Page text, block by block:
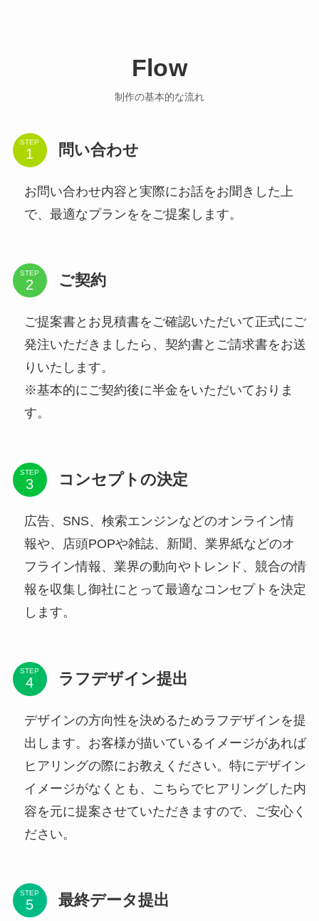
Flow
制作の基本的な流れ
STEP 問い合わせ
お問い合わせ内容と実際にお話をお聞きした上
で、最適なプランををご提案します。
STEP ご契約
ご提案書とお見積書をご確認いただいて正式にご
発注いただきましたら、契約書とご請求書をお送
りいたします。
※基本的にご契約後に半金をいただいておりま
す。
STEP コンセプトの決定
広告、SNS、検索エンジンなどのオンライン情
報や、店頭POPや雑誌、新聞、業界紙などのオ
フライン情報、業界の動向やトレンド、競合の情
報を収集し御社にとって最適なコンセプトを決定
します。
STEP ラフデザイン提出
デザインの方向性を決めるためラフデザインを提
出します。お客様が描いているイメージがあれば
ヒアリングの際にお教えください。特にデザイン
イメージがなくとも、こちらでヒアリングした内
容を元に提案させていただきますので、ご安心く
ださい。
STEP 最終データ提出